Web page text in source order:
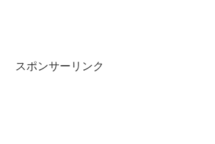
スポンサーリンク